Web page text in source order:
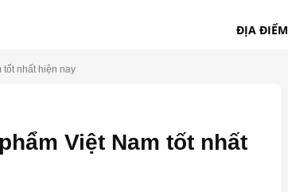
ĐỊA ĐIỂM
tốt nhất hiện nay
Việt Nam tốt nhất